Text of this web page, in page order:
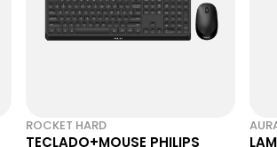
ROCKET HARD
TECLADO+MOUSE PHILIPS